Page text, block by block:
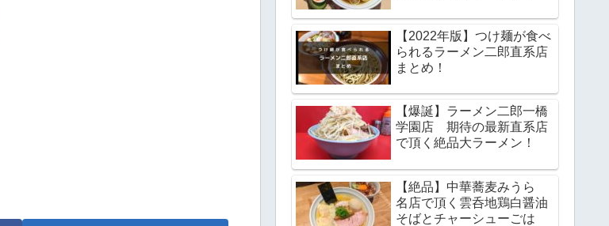
【2022年版】つけ麺が食べ
られるラーメン二郎直系店
まとめ！
【爆誕】ラーメン二郎一橋
学園店 期待の最新直系店
で頂く絶品大ラーメン！
【絶品】中華蕎麦みうら
名店で頂く雲呑地鶏白醤油
そばとチャーシューごは